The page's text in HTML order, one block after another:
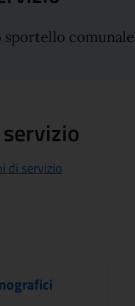
di servizio